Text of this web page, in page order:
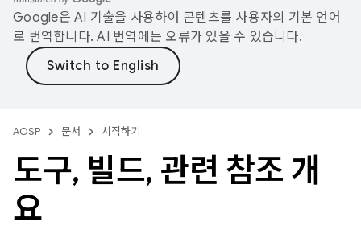
Google은 AI 기술을 사용하여 콘텐츠를 사용자의 기본 언어
로 번역합니다. AI 번역에는 오류가 있을 수 있습니다.
AOSP 문서 시작하기
도구, 빌드, 관련 참조 개
요